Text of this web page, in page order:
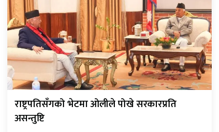
राष्ट्रपतिसँगको भेटमा ओलीले पोखे सरकारप्रति
असन्तुष्टि